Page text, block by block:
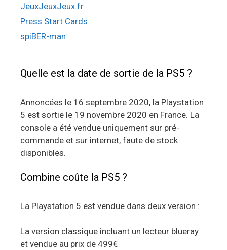
JeuxJeuxJeux.fr
Press Start Cards
spiBER-man
Quelle est la date de sortie de la PS5 ?
Annoncées le 16 septembre 2020, la Playstation
5 est sortie le 19 novembre 2020 en France. La
console a été vendue uniquement sur pré-
commande et sur internet, faute de stock
disponibles.
Combine coûte la PS5 ?
La Playstation 5 est vendue dans deux version :
La version classique incluant un lecteur blueray
et vendue au prix de 499€